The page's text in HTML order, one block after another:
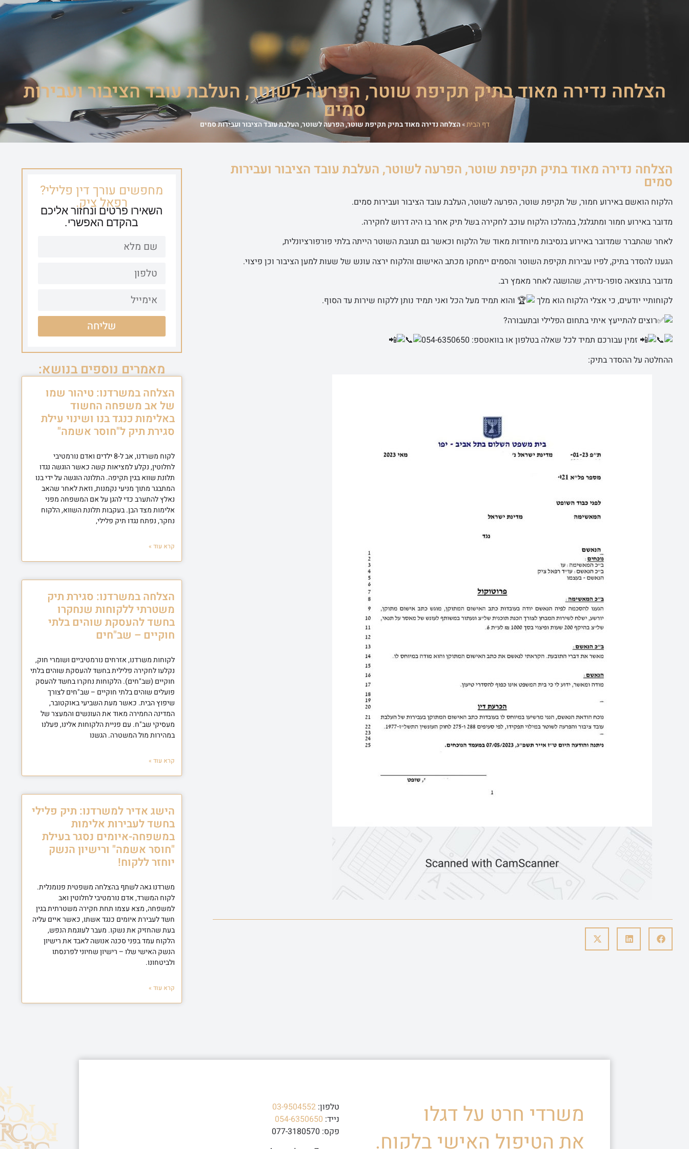
שירותי המשרד אודות המשרד מדריכים משפטיים
הצלחה נדירה מאוד בתיק תקיפת שוטר, הפרעה לשוטר, העלבת עובד הציבור ועבירות
סמים
דף הבית»הצלחה נדירה מאוד בתיק תקיפת שוטר, הפרעה לשוטר, העלבת עובד הציבור ועבירות סמים
הצלחה נדירה מאוד בתיק תקיפת שוטר, הפרעה לשוטר, העלבת עובד הציבור ועבירות
סמים
הלקוח הואשם באירוע חמור, של תקיפת שוטר, הפרעה לשוטר, העלבת עובד הציבור ועבירות סמים.
מדובר באירוע חמור ומתגלגל, במהלכו הלקוח עוכב לחקירה בשל תיק אחר בו היה דרוש לחקירה.
לאחר שהתברר שמדובר באירוע בנסיבות מיוחדות מאוד של הלקוח וכאשר גם תגובת השוטר הייתה בלתי פורפורציונלית,
הגענו להסדר בתיק, לפיו עבירות תקיפת השוטר והסמים יימחקו מכתב האישום והלקוח ירצה עונש של שעות למען הציבור וכן פיצוי.
מדובר בתוצאה סופר-נדירה, שהושגה לאחר מאמץ רב.
לקוחותיי יודעים, כי אצלי הלקוח הוא מלך
והוא תמיד מעל הכל ואני תמיד נותן ללקוח שירות עד הסוף.
רוצים להתייעץ איתי בתחום הפלילי ובתעבורה?
זמין עבורכם תמיד לכל שאלה בטלפון או בוואטספ: 054-6350650
ההחלטה על ההסדר בתיק:
מחפשים עורך דין פלילי?
רפאל ציק.
השאירו פרטים ונחזור אליכם
בהקדם האפשרי.
שליחה
מאמרים נוספים בנושא:
הצלחה במשרדנו: טיהור שמו
של אב משפחה החשוד
באלימות כנגד בנו ושינוי עילת
סגירת תיק ל"חוסר אשמה"
לקוח משרדנו, אב ל-8 ילדים ואדם נורמטיבי
לחלוטין, נקלע למציאות קשה כאשר הוגשה נגדו
תלונת שווא בגין תקיפה. התלונה הוגשה על ידי בנו
המתבגר מתוך מניעי נקמנות, וזאת לאחר שהאב
נאלץ להתערב כדי להגן על אם המשפחה מפני
אלימות מצד הבן. בעקבות תלונת השווא, הלקוח
נחקר, נפתח נגדו תיק פלילי,
קרא עוד »
הצלחה במשרדנו: סגירת תיק
משטרתי ללקוחות שנחקרו
בחשד להעסקת שוהים בלתי
חוקיים – שב"חים
לקוחות משרדנו, אזרחים נורמטיביים ושומרי חוק,
נקלעו לחקירה פלילית בחשד להעסקת שוהים בלתי
חוקיים (שב"חים). הלקוחות נחקרו בחשד להעסק
פועלים שוהים בלתי חוקיים – שב"חים לצורך
שיפוץ הבית. כאשר מעת השביעי באוקטובר,
המדינה החמירה מאוד את העונשים והמעצר של
מעסיקי שב"ח. עם פניית הלקוחות אלינו, פעלנו
במהירות מול המשטרה. הגשנו
קרא עוד »
הישג אדיר למשרדנו: תיק פלילי
בחשד לעבירות אלימות
במשפחה-איומים נסגר בעילת
"חוסר אשמה" ורישיון הנשק
יוחזר ללקוח!
משרדנו גאה לשתף בהצלחה משפטית פנומנלית.
לקוח המשרד, אדם נורמטיבי לחלוטין ואב
למשפחה, מצא עצמו תחת חקירה משטרתית בגין
חשד לעבירת איומים כנגד אשתו, כאשר איים עליה
בעת שהחזיק את נשקו. מעבר לעוגמת הנפש,
הלקוח עמד בפני סכנה אנושה לאבד את רישיון
הנשק האישי שלו – רישיון שחיוני לפרנסתו
ולביטחונו.
קרא עוד »
משרדי חרט על דגלו
את הטיפול האישי בלקוח.
טלפון: 03-9504552
נייד: 054-6350650
פקס: 077-3180570